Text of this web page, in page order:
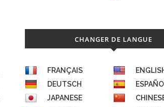
CHANGER DE LANGUE
FRANÇAIS
DEUTSCH
JAPANESE